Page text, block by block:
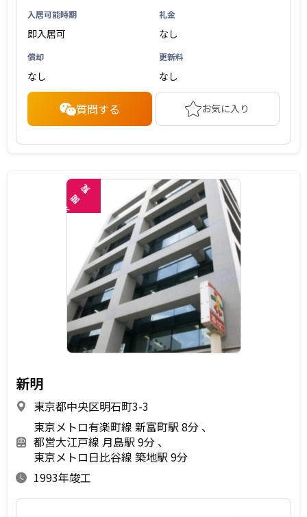
入居可能時期
即入居可
礼金
なし
償却
なし
更新料
なし
質問する お気に入り
未
閲
覧
新明
東京都中央区明石町3-3
東京メトロ有楽町線 新富町駅 8分
都営大江戸線 月島駅 9分
東京メトロ日比谷線 築地駅 9分
1993年竣工